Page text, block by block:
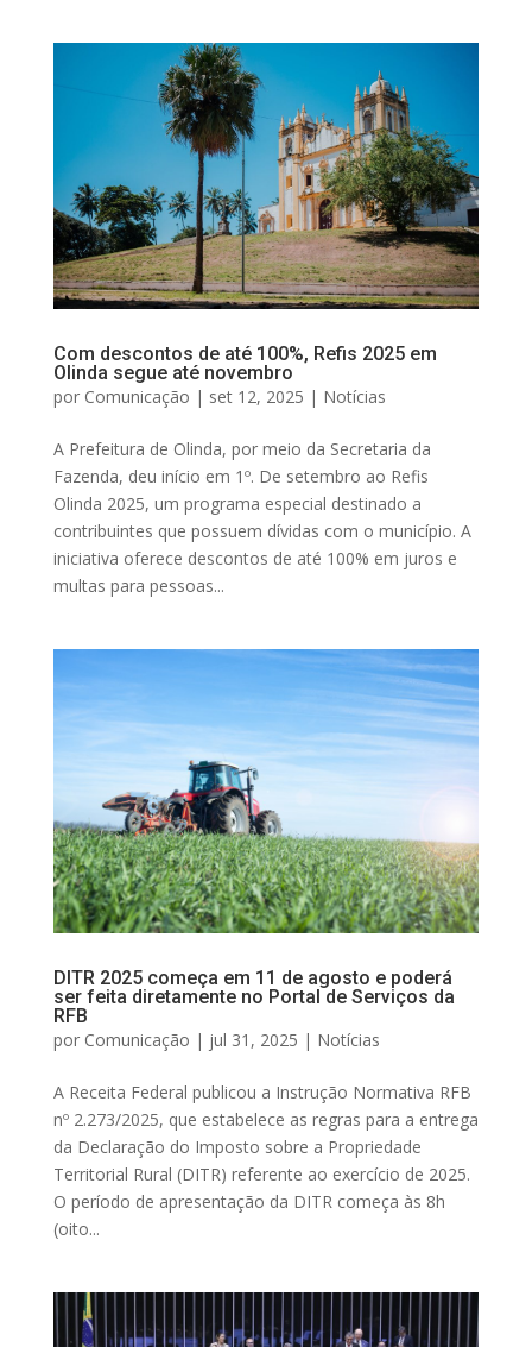
Com descontos de até 100%, Refis 2025 em
Olinda segue até novembro
por Comunicação | set 12, 2025 | Notícias
A Prefeitura de Olinda, por meio da Secretaria da
Fazenda, deu início em 1º. De setembro ao Refis
Olinda 2025, um programa especial destinado a
contribuintes que possuem dívidas com o município. A
iniciativa oferece descontos de até 100% em juros e
multas para pessoas...
DITR 2025 começa em 11 de agosto e poderá
ser feita diretamente no Portal de Serviços da
RFB
por Comunicação | jul 31, 2025 | Notícias
A Receita Federal publicou a Instrução Normativa RFB
nº 2.273/2025, que estabelece as regras para a entrega
da Declaração do Imposto sobre a Propriedade
Territorial Rural (DITR) referente ao exercício de 2025.
O período de apresentação da DITR começa às 8h
(oito...